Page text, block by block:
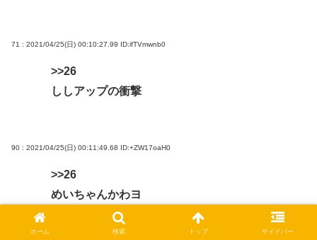
71 : 2021/04/25(日) 00:10:27.99 ID:ifTVmwnb0
>>26
ししアップの衝撃
90 : 2021/04/25(日) 00:11:49.68 ID:+ZW17oaH0
>>26
めいちゃんかわヨ
ホーム 検索 トップ サイドバー